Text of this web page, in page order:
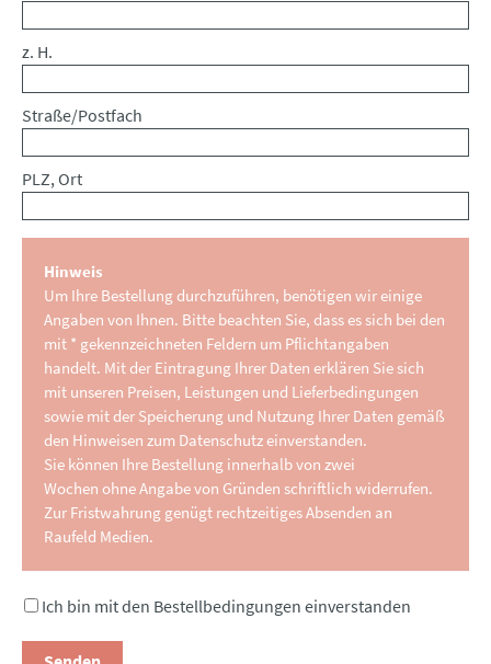
z. H.
Straße/Postfach
PLZ, Ort
Hinweis
Um Ihre Bestellung durchzuführen, benötigen wir einige
Angaben von Ihnen. Bitte beachten Sie, dass es sich bei den
mit * gekennzeichneten Feldern um Pflichtangaben
handelt. Mit der Eintragung Ihrer Daten erklären Sie sich
mit unseren Preisen, Leistungen und Lieferbedingungen
sowie mit der Speicherung und Nutzung Ihrer Daten gemäß
den Hinweisen zum Datenschutz einverstanden.
Sie können Ihre Bestellung innerhalb von zwei
Wochen ohne Angabe von Gründen schriftlich widerrufen.
Zur Fristwahrung genügt rechtzeitiges Absenden an
Raufeld Medien.
Ich bin mit den Bestellbedingungen einverstanden